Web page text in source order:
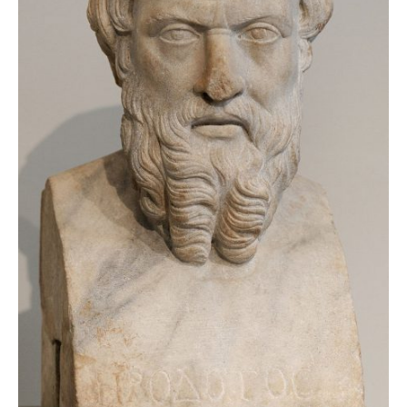
zburătoare în Mexic
Magia în Thailanda
Madona lacrimilor
din Siracusa
(Silcilia)
Uimitoarea viaţă a
Teresei Neumann
Derba, un oraş
misterios vizitat şi
de sfântul Petre
Vrăjitorul Merlin şi
regele Arthur